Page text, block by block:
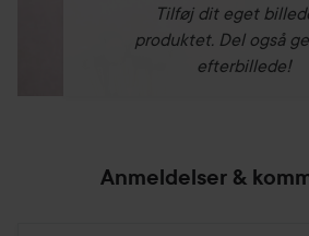
Tilføj dit eget
produktet. Del også
efterbillede!
Anmeldelser &